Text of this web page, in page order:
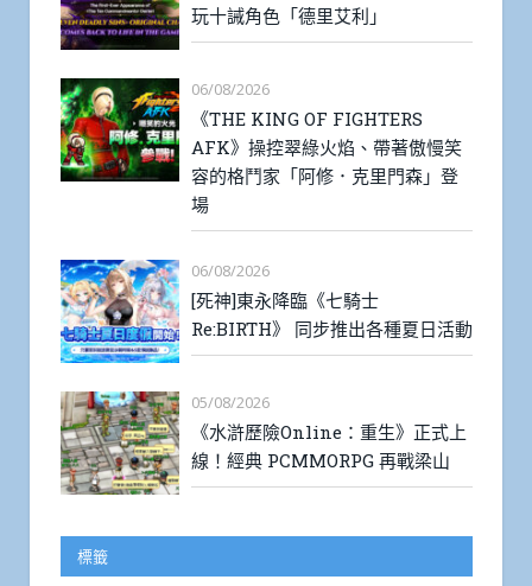
玩十誡角色「德里艾利」
06/08/2026
《THE KING OF FIGHTERS
AFK》操控翠綠火焰、帶著傲慢笑
容的格鬥家「阿修．克里門森」登
場
06/08/2026
[死神]東永降臨《七騎士
Re:BIRTH》 同步推出各種夏日活動
05/08/2026
《水滸歷險Online：重生》正式上
線！經典 PCMMORPG 再戰梁山
標籤